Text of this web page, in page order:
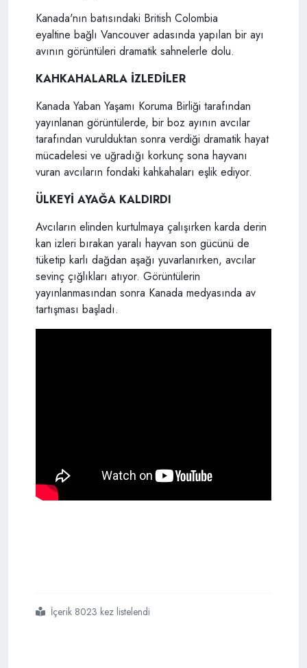
Kanada'nın batısındaki British Colombia
eyaltine bağlı Vancouver adasında yapılan bir ayı
avının görüntüleri dramatik sahnelerle dolu.
KAHKAHALARLA İZLEDİLER
Kanada Yaban Yaşamı Koruma Birliği tarafından
yayınlanan görüntülerde, bir boz ayının avcılar
tarafından vurulduktan sonra verdiği dramatik hayat
mücadelesi ve uğradığı korkunç sona hayvanı
vuran avcıların fondaki kahkahaları eşlik ediyor.
ÜLKEYİ AYAĞA KALDIRDI
Avcıların elinden kurtulmaya çalışırken karda derin
kan izleri bırakan yaralı hayvan son gücünü de
tüketip karlı dağdan aşağı yuvarlanırken, avcılar
sevinç çığlıkları atıyor. Görüntülerin
yayınlanmasından sonra Kanada medyasında av
tartışması başladı.
#öldürmekten
#zevk
#alıyorlarİçerik 8023 kez listelendi